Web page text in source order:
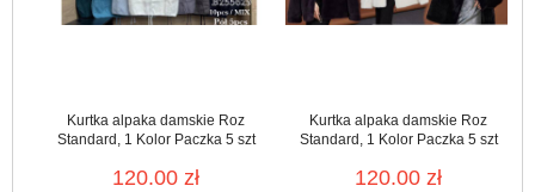
Kurtka alpaka damskie Roz
Standard, 1 Kolor Paczka 5 szt
120.00 zł
Kurtka alpaka damskie Roz
Standard, 1 Kolor Paczka 5 szt
120.00 zł